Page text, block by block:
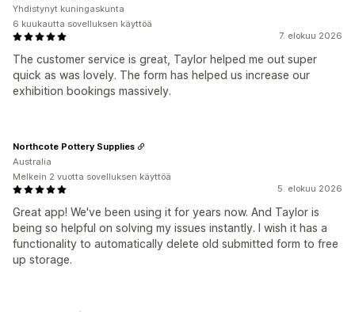
7. elokuu 2026
The customer service is great, Taylor helped me out super
quick as was lovely. The form has helped us increase our
exhibition bookings massively.
Yhdistynyt kuningaskunta
6 kuukautta sovelluksen käyttöä
5. elokuu 2026
Great app! We've been using it for years now. And Taylor is
being so helpful on solving my issues instantly. I wish it has a
functionality to automatically delete old submitted form to free
up storage.
Northcote Pottery Supplies
Australia
Melkein 2 vuotta sovelluksen käyttöä